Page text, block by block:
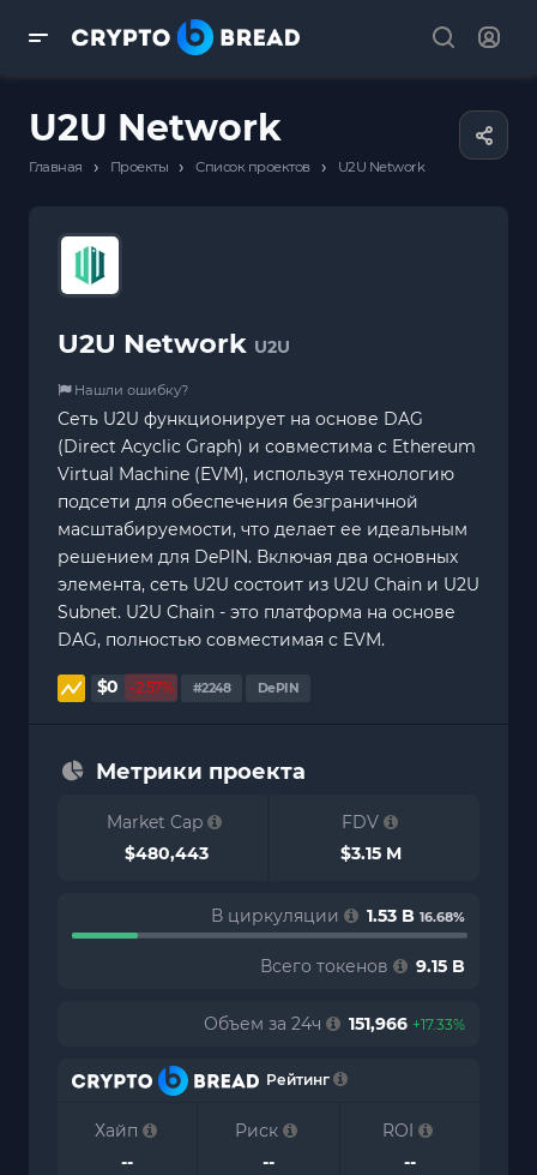
U2U Network
Главная › Проекты › Список проектов › U2U Network
U2U Network U2U
Нашли ошибку?
Сеть U2U функционирует на основе DAG
(Direct Acyclic Graph) и совместима с Ethereum
Virtual Machine (EVM), используя технологию
подсети для обеспечения безграничной
масштабируемости, что делает ее идеальным
решением для DePIN. Включая два основных
элемента, сеть U2U состоит из U2U Chain и U2U
Subnet. U2U Chain - это платформа на основе
DAG, полностью совместимая с EVM.
$0 -2.57% #2248 DePIN
Метрики проекта
Market Cap
$480,443
FDV
$3.15 M
В циркуляции 1.53 B 16.68%
Всего токенов 9.15 B
Объем за 24ч 151,966 +17.33%
Рейтинг
Хайп
--
Риск
--
ROI
--